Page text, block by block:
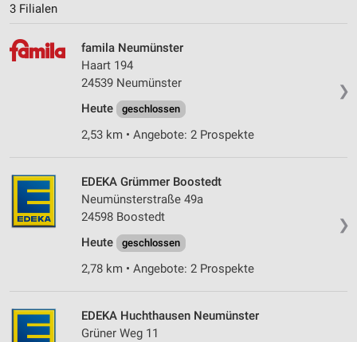
3 Filialen
❯
famila Neumünster
Haart 194
24539 Neumünster
Heute
geschlossen
2,53 km • Angebote: 2 Prospekte
❯
EDEKA Grümmer Boostedt
Neumünsterstraße 49a
24598 Boostedt
Heute
geschlossen
2,78 km • Angebote: 2 Prospekte
EDEKA Huchthausen Neumünster
Grüner Weg 11